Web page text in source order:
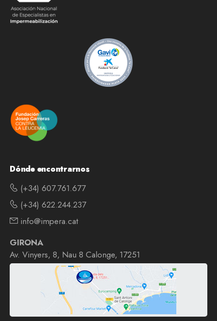
Dónde encontrarnos
(+34) 607.761.677
(+34) 622.244.237
info@impera.cat
GIRONA
Av. Vinyers, 8, Nau 8 Calonge, 17251